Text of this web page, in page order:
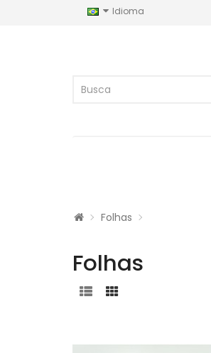
Idioma
Folhas
Folhas